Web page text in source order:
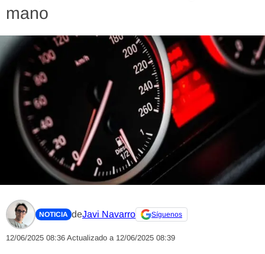
mano
NOTICIA deJavi Navarro Síguenos
12/06/2025 08:36 Actualizado a 12/06/2025 08:39